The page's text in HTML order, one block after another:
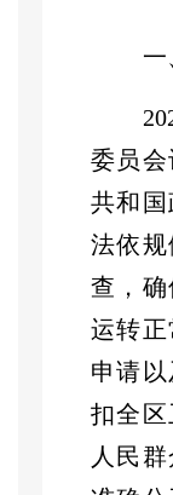
一
委员
共和
法依
查，
运转正
申请
扣全
人民